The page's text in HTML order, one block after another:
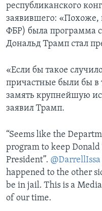
республиканского
заявившего: «Похоже,
ФБР) была программа
Дональд Трамп стал
«Если бы такое
причастные были бы
замять крупнейшую
заявил Трамп.
“Seems like the
program to keep
President”. @DarrellIssa
happened to the other
be in jail. This is a
of our time.